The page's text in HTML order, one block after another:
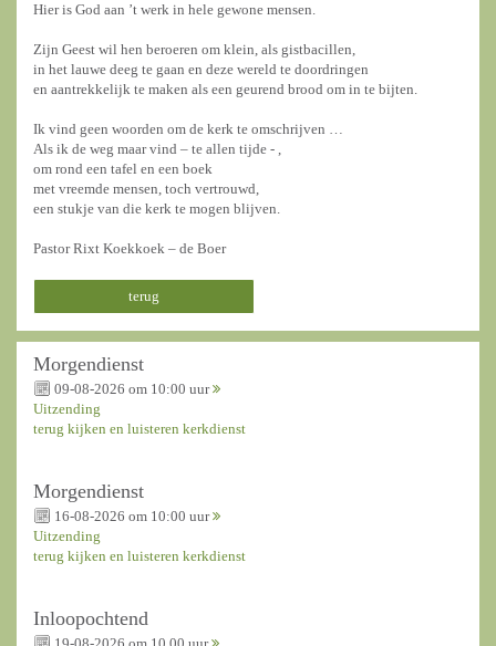
Hier is God aan ’t werk in hele gewone mensen.
Zijn Geest wil hen beroeren om klein, als gistbacillen,
in het lauwe deeg te gaan en deze wereld te doordringen
en aantrekkelijk te maken als een geurend brood om in te bijten.
Ik vind geen woorden om de kerk te omschrijven …
Als ik de weg maar vind – te allen tijde - ,
om rond een tafel en een boek
met vreemde mensen, toch vertrouwd,
een stukje van die kerk te mogen blijven.
Pastor Rixt Koekkoek – de Boer
terug
Morgendienst
09-08-2026 om 10:00 uur
Uitzending
terug kijken en luisteren kerkdienst
Morgendienst
16-08-2026 om 10:00 uur
Uitzending
terug kijken en luisteren kerkdienst
Inloopochtend